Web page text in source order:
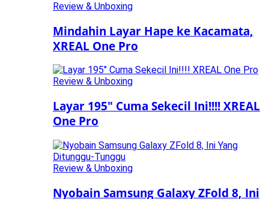
Review & Unboxing
Mindahin Layar Hape ke Kacamata,
XREAL One Pro
Review & Unboxing
Layar 195″ Cuma Sekecil Ini!!!! XREAL
One Pro
Review & Unboxing
Nyobain Samsung Galaxy ZFold 8, Ini